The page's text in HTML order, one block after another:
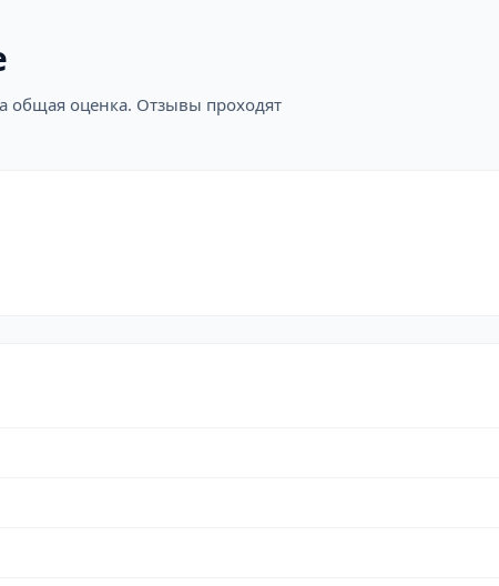
общая оценка. Отзывы проходят